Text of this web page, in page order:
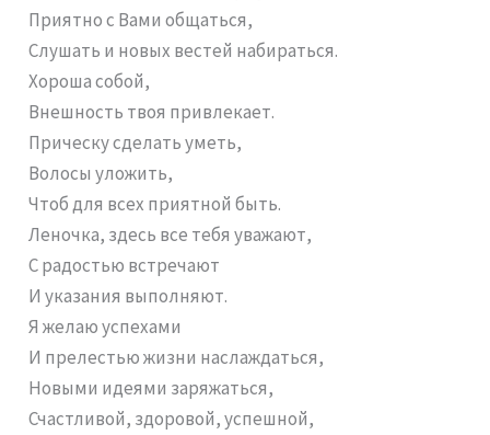
Приятно с Вами общаться,
Слушать и новых вестей набираться.
Хороша собой,
Внешность твоя привлекает.
Прическу сделать уметь,
Волосы уложить,
Чтоб для всех приятной быть.
Леночка, здесь все тебя уважают,
С радостью встречают
И указания выполняют.
Я желаю успехами
И прелестью жизни наслаждаться,
Новыми идеями заряжаться,
Счастливой, здоровой, успешной,